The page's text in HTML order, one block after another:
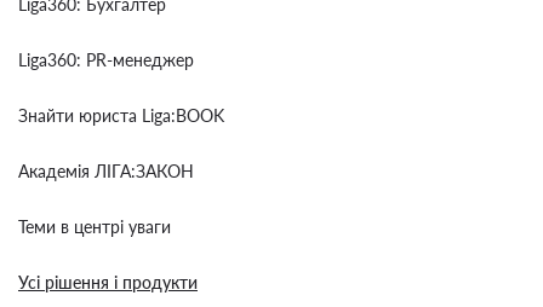
Liga360: Бухгалтер
Liga360: PR-менеджер
Знайти юриста Liga:BOOK
Академія ЛІГА:ЗАКОН
Теми в центрі уваги
Усі рішення і продукти